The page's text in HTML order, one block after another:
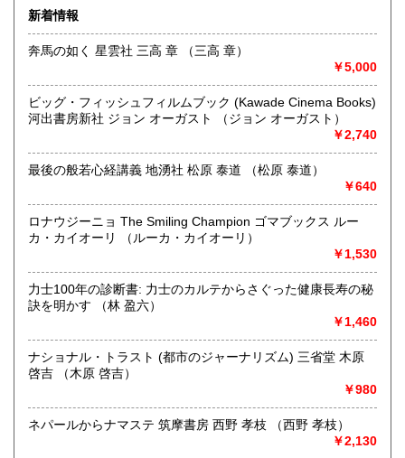
佐賀県
熊本県 600円 大分県
宮崎県 600円 鹿児島県 600円
沖縄県 1,340円
最寄駅：総社駅
営業時間：10時-17時
定休日：日曜日
書籍の買取について
無料出張または、宅配にて買取。
コミック、文庫までジャンル問わず古書全般。
絶版漫画、昭和アニメ、懐かし物
DVD,CD
古いチラシ、絵葉書、パンフレット、古地図
ポスター、ファンクラブ会報やグッズ等
大量処分も歓迎です。
哲学宗教、歴史、社会科学、自然科学、美術工芸、国語国
文、外国文学、古典籍、近代文献、趣味、外国書、サブカル
新着情報
奔馬の如く 星雲社 三高 章 （三高 章）
￥5,000
ビッグ・フィッシュフィルムブック (Kawade Cinema Books)
河出書房新社 ジョン オーガスト （ジョン オーガスト）
￥2,740
最後の般若心経講義 地湧社 松原 泰道 （松原 泰道）
￥640
ロナウジーニョ The Smiling Champion ゴマブックス ルー
カ・カイオーリ （ルーカ・カイオーリ）
￥1,530
力士100年の診断書: 力士のカルテからさぐった健康長寿の秘
訣を明かす （林 盈六）
￥1,460
ナショナル・トラスト (都市のジャーナリズム) 三省堂 木原
啓吉 （木原 啓吉）
￥980
ネパールからナマステ 筑摩書房 西野 孝枝 （西野 孝枝）
￥2,130